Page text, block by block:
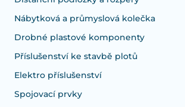
Nábytková a průmyslová kolečka
Drobné plastové komponenty
Příslušenství ke stavbě plotů
Elektro příslušenství
Spojovací prvky